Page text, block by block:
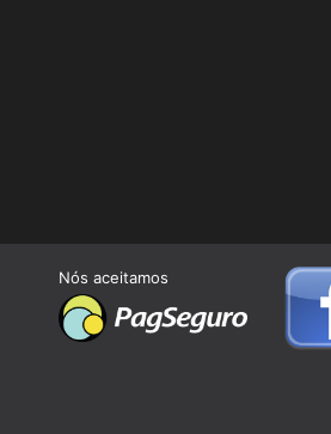
Nós aceitamos